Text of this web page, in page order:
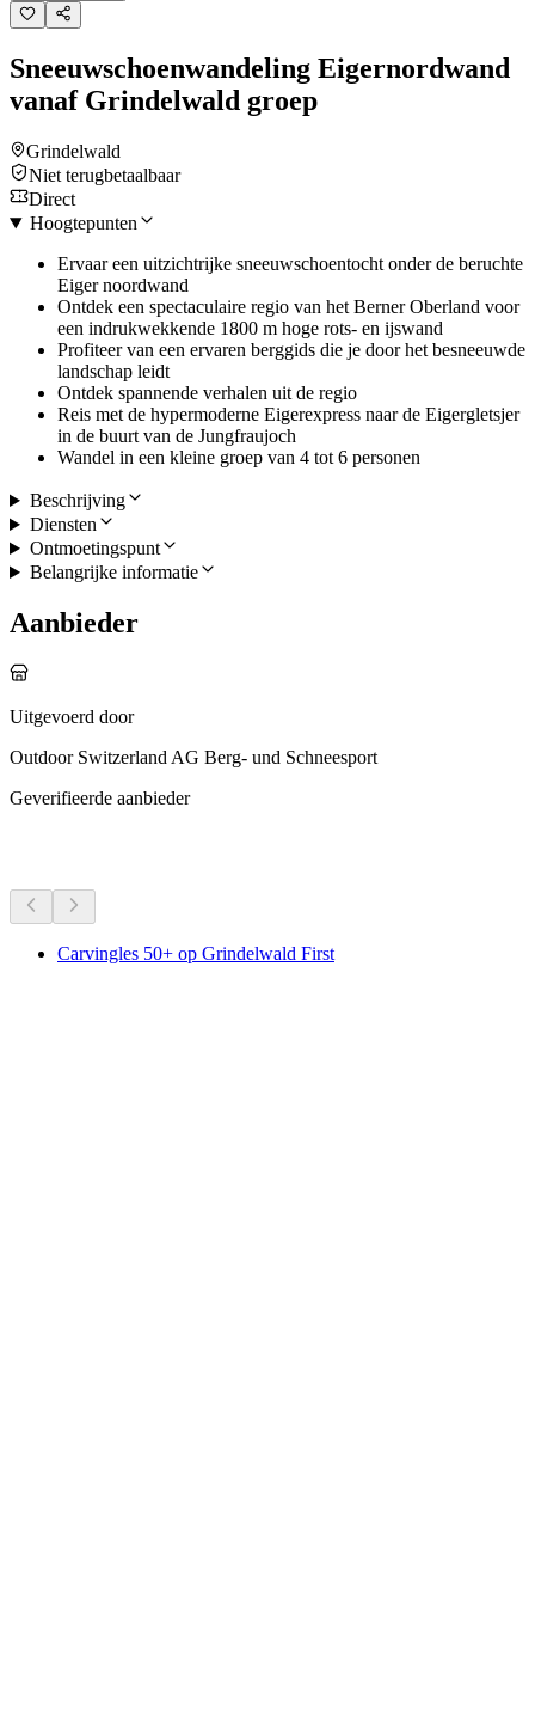
Sneeuwschoenwandeling Eigernordwand
vanaf Grindelwald groep
Grindelwald
Niet terugbetaalbaar
Direct
Hoogtepunten
Ervaar een uitzichtrijke sneeuwschoentocht onder de beruchte
Eiger noordwand
Ontdek een spectaculaire regio van het Berner Oberland voor
een indrukwekkende 1800 m hoge rots- en ijswand
Profiteer van een ervaren berggids die je door het besneeuwde
landschap leidt
Ontdek spannende verhalen uit de regio
Reis met de hypermoderne Eigerexpress naar de Eigergletsjer
in de buurt van de Jungfraujoch
Wandel in een kleine groep van 4 tot 6 personen
Beschrijving
Diensten
Ontmoetingspunt
Belangrijke informatie
Aanbieder
Uitgevoerd door
Outdoor Switzerland AG Berg- und Schneesport
Geverifieerde aanbieder
Carvingles 50+ op Grindelwald First